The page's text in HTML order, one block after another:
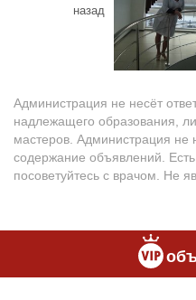
назад
Администрация не несёт
надлежащего образования,
мастеров. Администрация не
содержание объявлений. Есть
посоветуйтесь с врачом. Не